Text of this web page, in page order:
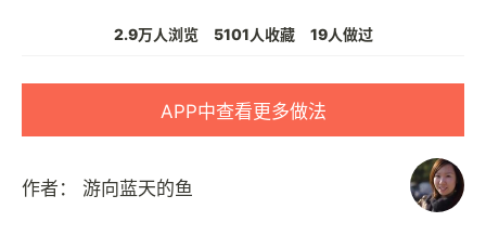
2.9万人浏览 5101人收藏 19人做过
APP中查看更多做法
作者： 游向蓝天的鱼